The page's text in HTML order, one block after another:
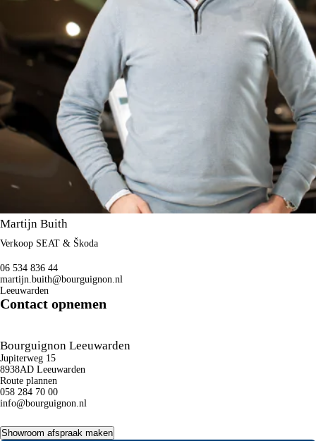
Martijn Buith
Verkoop SEAT & Škoda
06 534 836 44
martijn.buith@bourguignon.nl
Leeuwarden
Contact opnemen
Bourguignon Leeuwarden
Jupiterweg 15
8938AD Leeuwarden
Route plannen
058 284 70 00
info@bourguignon.nl
Showroom afspraak maken